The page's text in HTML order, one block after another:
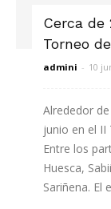
Cerca de
Torneo
admini - 10
Alrededor
junio en el II
Entre los
Huesca,
Sariñena. El